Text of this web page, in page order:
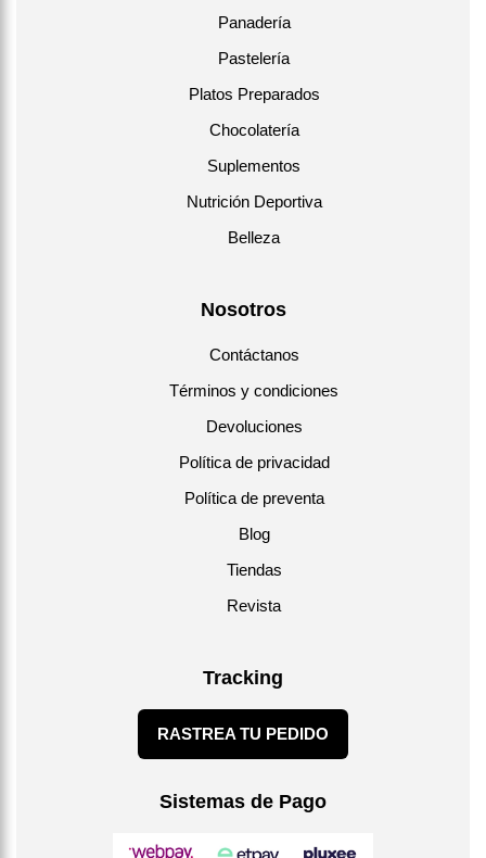
Panadería
Pastelería
Platos Preparados
Chocolatería
Suplementos
Nutrición Deportiva
Belleza
Nosotros
Contáctanos
Términos y condiciones
Devoluciones
Política de privacidad
Política de preventa
Blog
Tiendas
Revista
Tracking
RASTREA TU PEDIDO
Sistemas de Pago